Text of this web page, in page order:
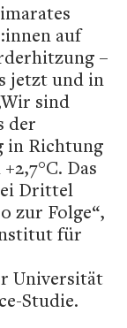
auf
–
jetzt und in
sind
der
in Richtung
Das
Drittel
zur Folge“,
für
Universität
Studie.